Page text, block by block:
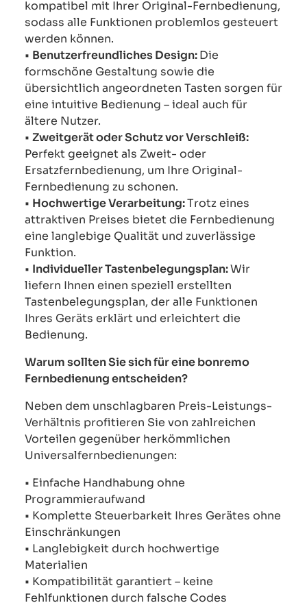
kompatibel mit Ihrer Original-Fernbedienung,
sodass alle Funktionen problemlos gesteuert
werden können.
• Benutzerfreundliches Design:Die
formschöne Gestaltung sowie die
übersichtlich angeordneten Tasten sorgen für
eine intuitive Bedienung – ideal auch für
ältere Nutzer.
• Zweitgerät oder Schutz vor Verschleiß:
Perfekt geeignet als Zweit- oder
Ersatzfernbedienung, um Ihre Original-
Fernbedienung zu schonen.
• Hochwertige Verarbeitung:Trotz eines
attraktiven Preises bietet die Fernbedienung
eine langlebige Qualität und zuverlässige
Funktion.
• Individueller Tastenbelegungsplan:Wir
liefern Ihnen einen speziell erstellten
Tastenbelegungsplan, der alle Funktionen
Ihres Geräts erklärt und erleichtert die
Bedienung.
Warum sollten Sie sich für eine bonremo
Fernbedienung entscheiden?
Neben dem unschlagbaren Preis-Leistungs-
Verhältnis profitieren Sie von zahlreichen
Vorteilen gegenüber herkömmlichen
Universalfernbedienungen:
• Einfache Handhabung ohne
Programmieraufwand
• Komplette Steuerbarkeit Ihres Gerätes ohne
Einschränkungen
• Langlebigkeit durch hochwertige
Materialien
• Kompatibilität garantiert – keine
Fehlfunktionen durch falsche Codes